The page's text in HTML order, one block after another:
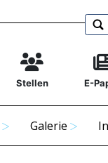
Stellen E-
Galerie